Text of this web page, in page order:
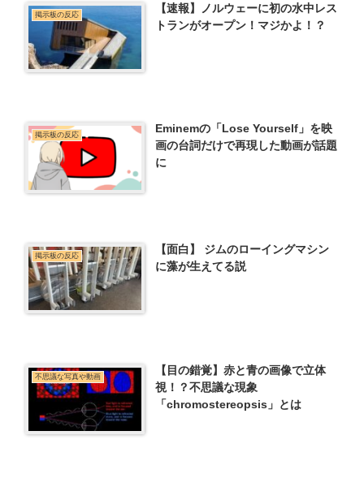
掲示板の反応
【速報】ノルウェーに初の水中レス
トランがオープン！マジかよ！？
掲示板の反応
Eminemの「Lose Yourself」を映
画の台詞だけで再現した動画が話題
に
掲示板の反応
【面白】 ジムのローイングマシン
に藻が生えてる説
不思議な写真や動画
【目の錯覚】赤と青の画像で立体
視！？不思議な現象
「chromostereopsis」とは